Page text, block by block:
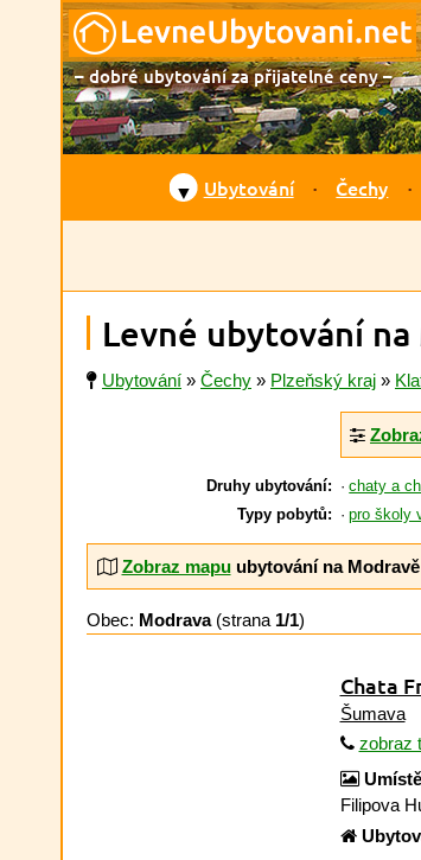
– dobré ubytování za přijatelné ceny –
▼ Ubytování Čechy
Levné ubytování
Ubytování » Čechy » Plzeňský kraj »
Druhy ubytování: chaty a
Typy pobytů:
pro školy
Zobraz mapuubytování na Modravě
Obec: Modrava(strana 1/1)
Chata
Šumava
zobraz
Filipova